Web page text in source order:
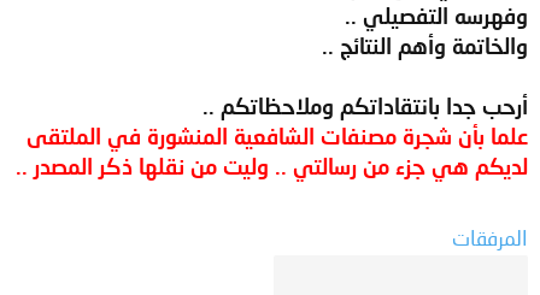
وفهرسه التفصيلي ..
والخاتمة وأهم النتائج ..
أرحب جدا بانتقاداتكم وملاحظاتكم ..
علما بأن شجرة مصنفات الشافعية المنشورة في الملتقى
لديكم هي جزء من رسالتي .. وليت من نقلها ذكر المصدر ..
المرفقات